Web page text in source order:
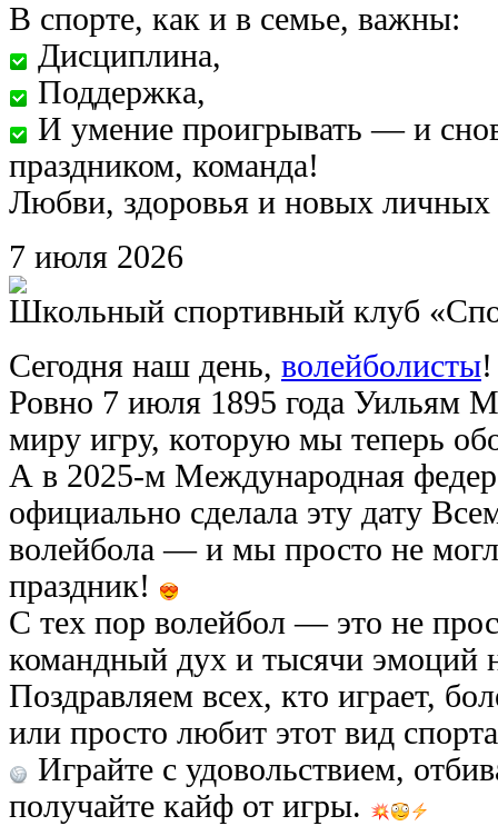
В спорте, как и в семье, важны:
Дисциплина,
Поддержка,
И умение проигрывать — и
праздником, команда!
Любви, здоровья и новых
7 июля 2026
Школьный спортивный клуб
Сегодня наш день, волейболисты
Ровно 7 июля 1895 года Уильям
миру игру, которую мы теперь
А в 2025-м Международная
официально сделала эту дату
волейбола — и мы просто не
праздник!
С тех пор волейбол — это не
командный дух и тысячи эмоций
Поздравляем всех, кто играет,
или просто любит этот вид
Играйте с удовольствием,
получайте кайф от игры.